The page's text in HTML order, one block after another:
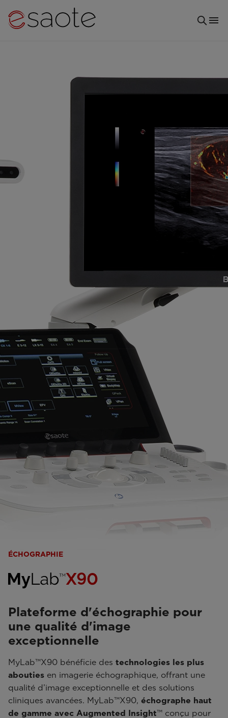
ÉCHOGRAPHIE
Plateforme d'échographie pour
une qualité d'image
exceptionnelle
MyLab™X90 bénéficie des technologies les plus
abouties en imagerie échographique, offrant une
qualité d’image exceptionnelle et des solutions
cliniques avancées. MyLab™X90, échographe haut
de gamme avec Augmented Insight™ conçu pour